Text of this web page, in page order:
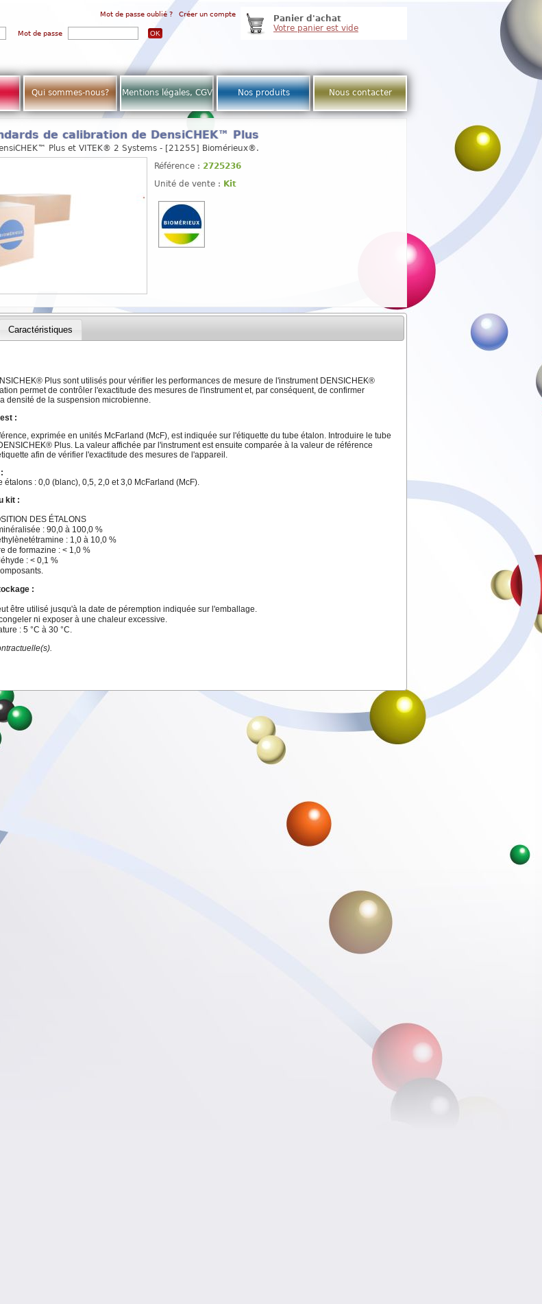
Mot de passe oublié ? Créer un compte
Mot de passe
Panier d'achat
Votre panier est vide
Qui sommes-nous? Mentions légales, CGV Nos produits Nous contacter
de calibration de DensiCHEK™ Plus
Plus et VITEK® 2 Systems - [21255] Biomérieux®.
Référence : 2725236
Unité de vente : Kit
Caractéristiques
Plus sont utilisés pour vérifier les performances de mesure de l'instrument DENSICHEK®
permet de contrôler l'exactitude des mesures de l'instrument et, par conséquent, de confirmer
densité de la suspension microbienne.
:
exprimée en unités McFarland (McF), est indiquée sur l'étiquette du tube étalon. Introduire le tube
Plus. La valeur affichée par l'instrument est ensuite comparée à la valeur de référence
afin de vérifier l'exactitude des mesures de l'appareil.
étalons : 0,0 (blanc), 0,5, 2,0 et 3,0 McFarland (McF).
kit :
DES ÉTALONS
: 90,0 à 100,0 %
: 1,0 à 10,0 %
de formazine : < 1,0 %
: < 0,1 %
:
être utilisé jusqu'à la date de péremption indiquée sur l'emballage.
ni exposer à une chaleur excessive.
: 5 °C à 30 °C.